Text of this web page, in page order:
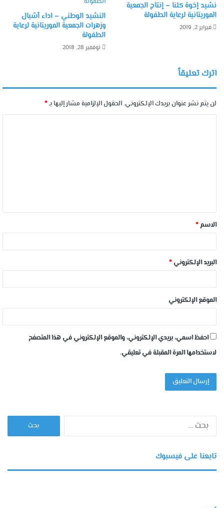
نشيد إخوة كلنا – إنتاج الجمعية
الموريتانية لرعاية الطفولة
فبراير 2, 2019
النشيد الوطني – اداء أشبال
وزهرات الجمعية الموريتانية لرعاية
الطفولة
نوفمبر 28, 2018
اترك تعليقاً
لن يتم نشر عنوان بريدك الإلكتروني.الحقول الإلزامية مشار إليها بـ*
الاسم*
البريد الإلكتروني *
الموقع الإلكتروني
احفظ اسمي، بريدي الإلكتروني، والموقع الإلكتروني في هذا المتصفح
لاستخدامها المرة المقبلة في تعليقي.
تابعنا على فيسبوك